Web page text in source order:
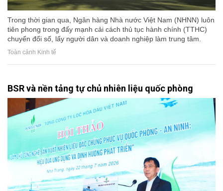
Trong thời gian qua, Ngân hàng Nhà nước Việt Nam (NHNN) luôn
tiên phong trong đẩy mạnh cải cách thủ tục hành chính (TTHC)
chuyển đổi số, lấy người dân và doanh nghiệp làm trung tâm.
Toàn cảnh Kinh tế
BSR và nền tảng tự chủ nhiên liệu quốc phòng